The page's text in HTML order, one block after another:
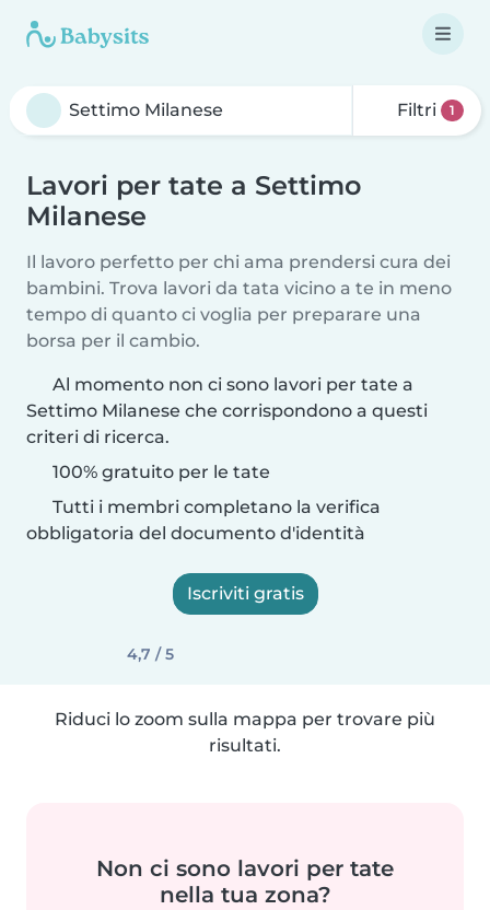
Filtri 1
Lavori per tate a Settimo
Milanese
Il lavoro perfetto per chi ama prendersi cura dei
bambini. Trova lavori da tata vicino a te in meno
tempo di quanto ci voglia per preparare una
borsa per il cambio.
Al momento non ci sono lavori per tate a
Settimo Milanese che corrispondono a questi
criteri di ricerca.
100% gratuito per le tate
Tutti i membri completano la verifica
obbligatoria del documento d'identità
Iscriviti gratis
4,7 / 5
Riduci lo zoom sulla mappa per trovare più
risultati.
Non ci sono lavori per tate
nella tua zona?